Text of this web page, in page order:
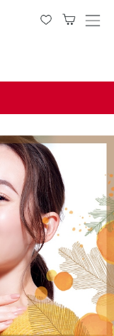
メ
開
る